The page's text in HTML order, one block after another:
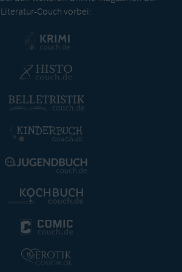
Literatur-Couch vorbei: